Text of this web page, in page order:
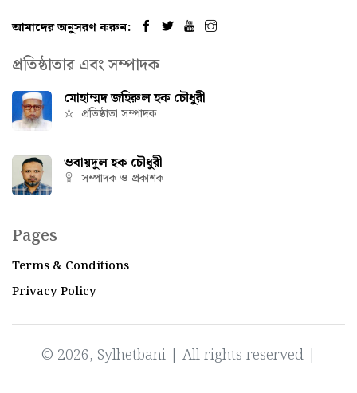
আমাদের অনুসরণ করুন:
প্রতিষ্ঠাতার এবং সম্পাদক
মোহাম্মদ জহিরুল হক চৌধুরী
প্রতিষ্ঠাতা সম্পাদক
ওবায়দুল হক চৌধুরী
সম্পাদক ও প্রকাশক
Pages
Terms & Conditions
Privacy Policy
© 2026, Sylhetbani | All rights reserved |